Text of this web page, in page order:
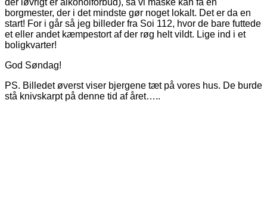
borgmester, der i det mindste gør noget lokalt. Det er da en
start! For i går så jeg billeder fra Soi 112, hvor de bare futtede
et eller andet kæmpestort af der røg helt vildt. Lige ind i et
boligkvarter!
God Søndag!
PS. Billedet øverst viser bjergene tæt på vores hus. De burde
stå knivskarpt på denne tid af året…..